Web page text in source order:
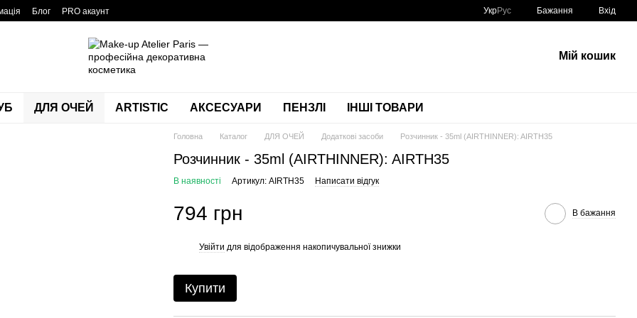
Блог PRO акаунт УкрРус Бажання Вхід
Мій кошик
ДЛЯ ОЧЕЙ ARTISTIC АКСЕСУАРИ ПЕНЗЛІ ІНШІ ТОВАРИ
Головна Каталог ДЛЯ ОЧЕЙ Додаткові засоби Розчинник - 35ml (AIRTHINNER): AIRTH35
Розчинник - 35ml (AIRTHINNER): AIRTH35
В наявності Артикул: AIRTH35 Написати відгук
794 грн В бажання
Увійти для відображення накопичувальної знижки
Купити